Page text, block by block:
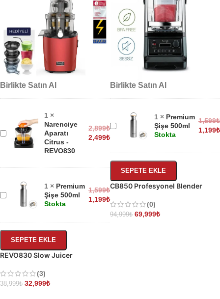
Birlikte Satın Al
Narenciye
Aparatı
REVO830
1 ×
Narenciye
Aparatı
Citrus -
REVO830
2,899₺
2,499₺
Premium
1 × Premium
Şişe 500ml
Stokta
1,599₺
1,199₺
SEPETE EKLE
REVO830 Slow Juicer
(3)
38,999₺ 32,999₺
Birlikte Satın Al
Premium
1 × Premium
Şişe 500ml
Stokta
1,599₺
1,199₺
SEPETE EKLE
CB850 Profesyonel Blender
(0)
94,999₺ 69,999₺